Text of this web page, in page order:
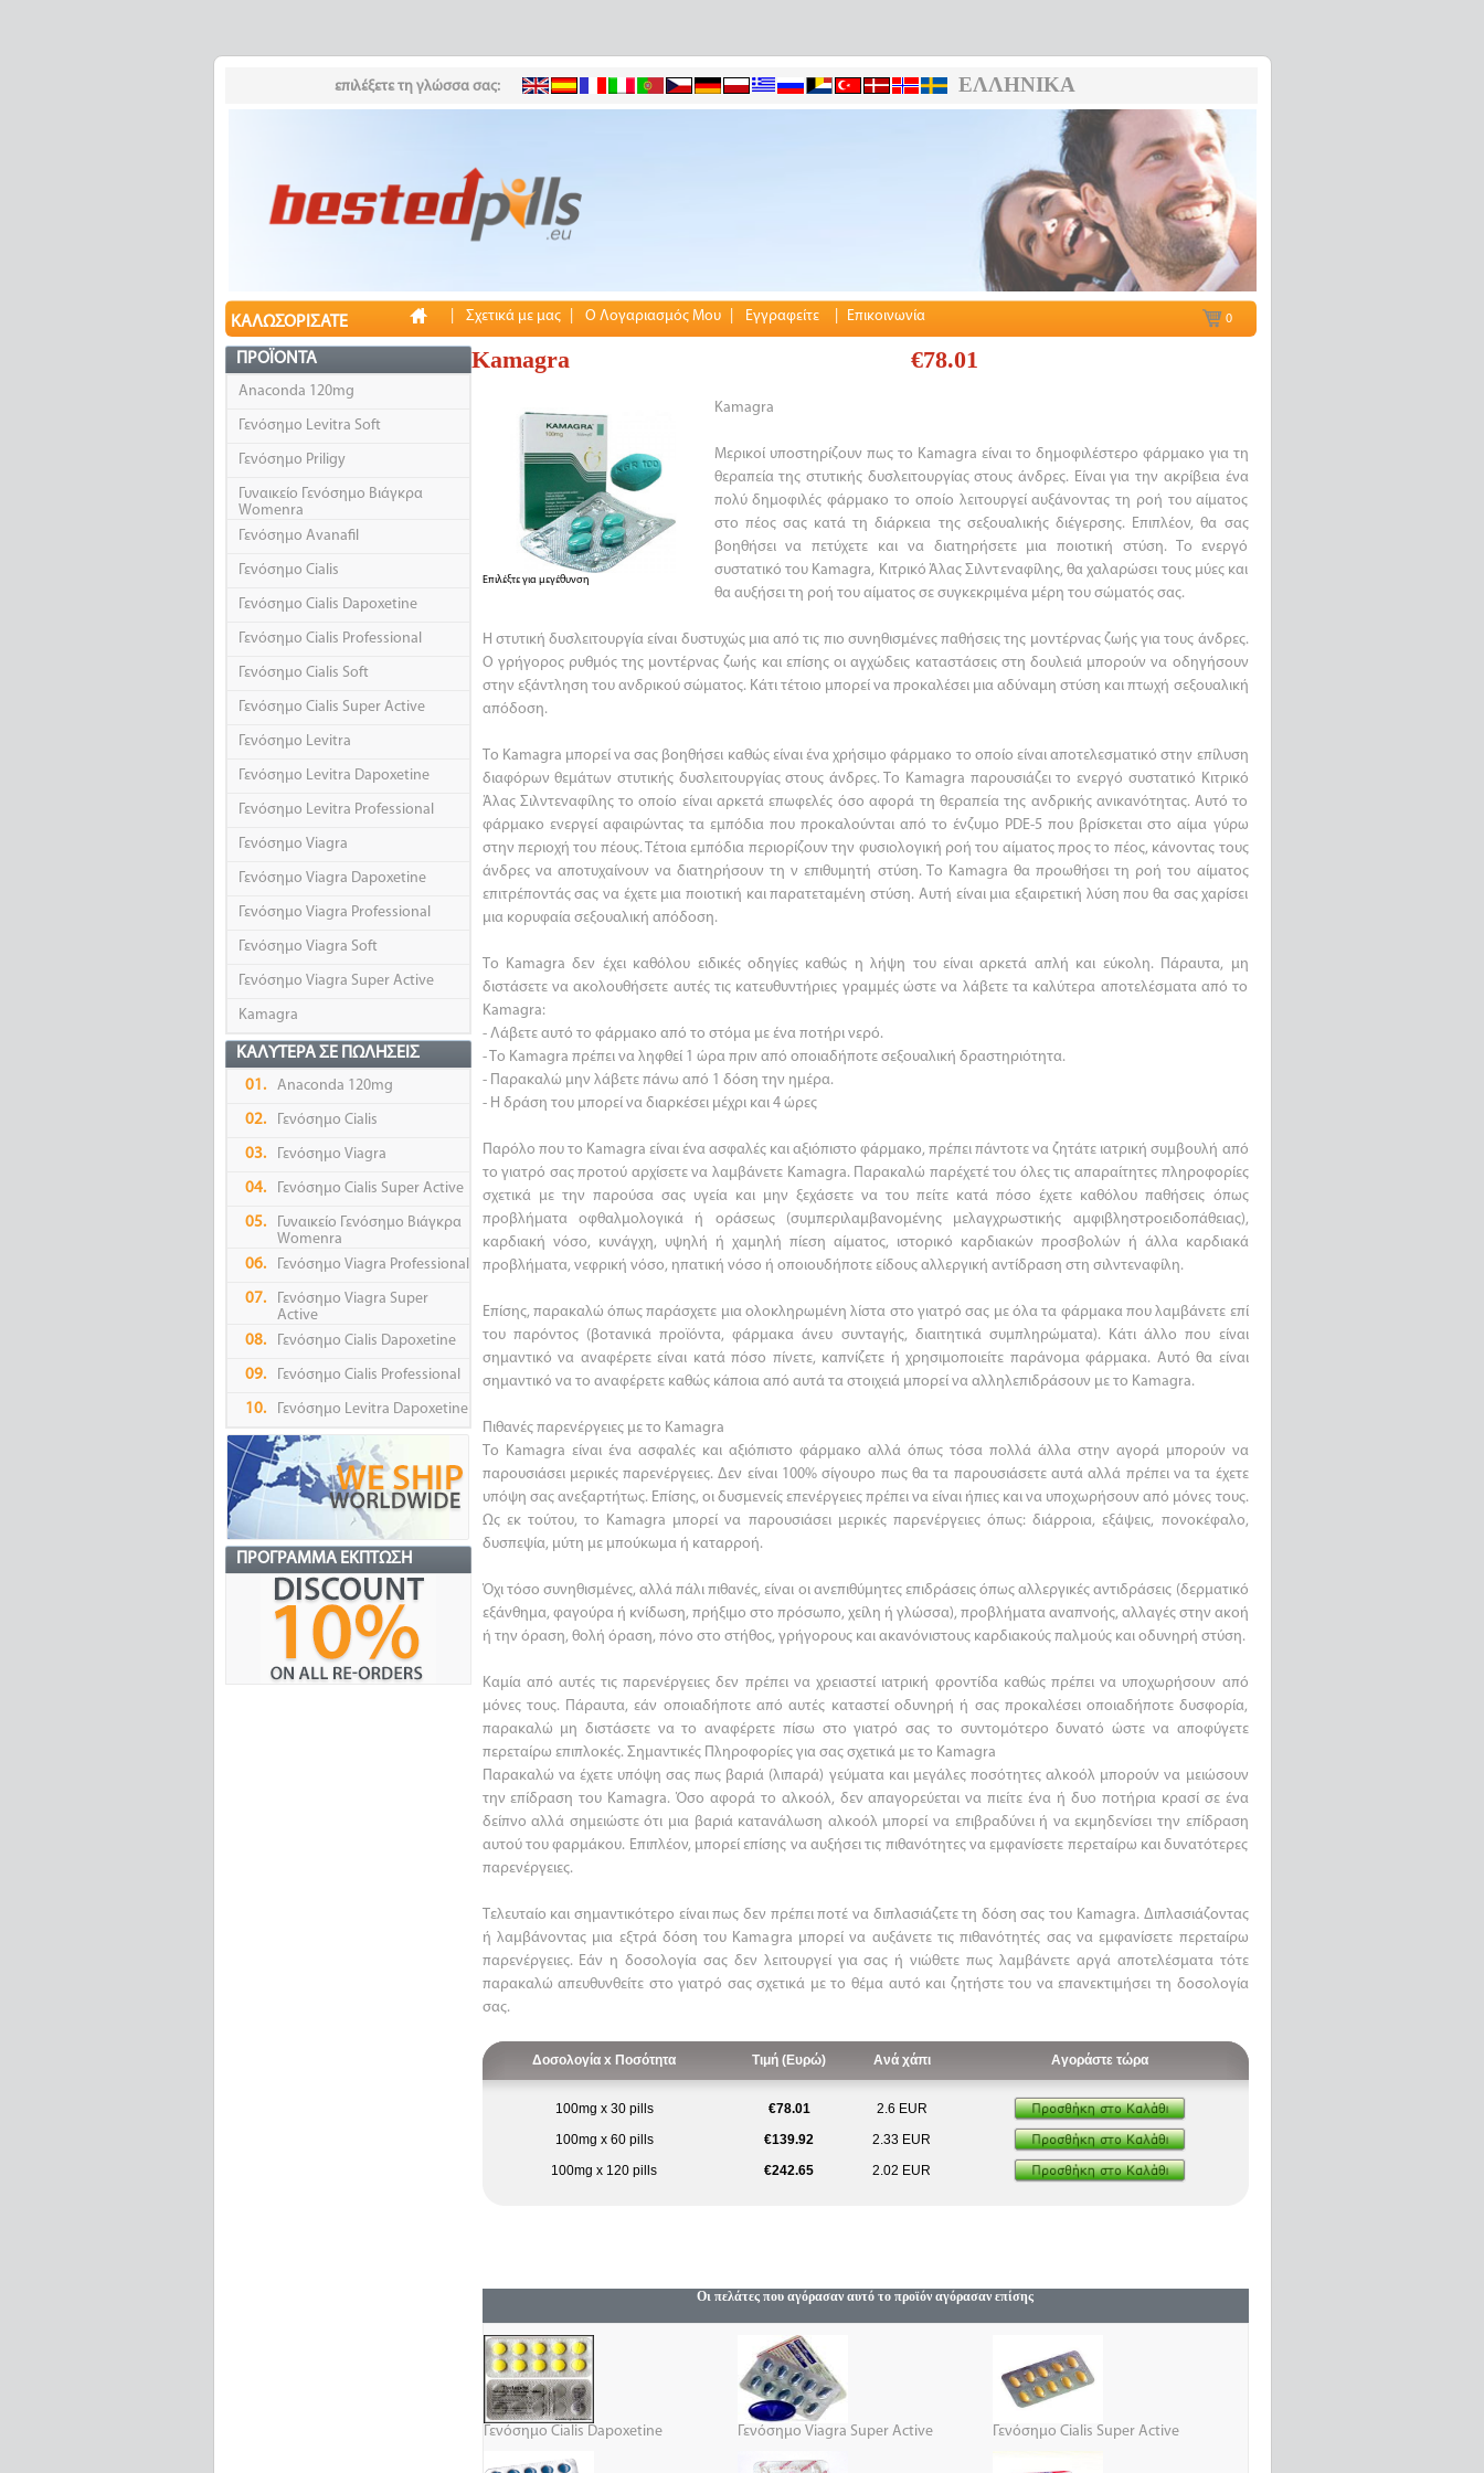
επιλέξετε τη γλώσσα σας: ΕΛΛΗΝΙΚΆ
ΚΑΛΩΣΟΡΊΣΑΤΕ Σχετικά με μας Ο Λογαριασμός Μου Εγγραφείτε Επικοινωνία 0
ΠΡΟΪΌΝΤΑ
Anaconda 120mg
Γενόσημο Levitra Soft
Γενόσημο Priligy
Γυναικείο Γενόσημο Βιάγκρα
Womenra
Γενόσημο Avanafil
Γενόσημο Cialis
Γενόσημο Cialis Dapoxetine
Γενόσημο Cialis Professional
Γενόσημο Cialis Soft
Γενόσημο Cialis Super Active
Γενόσημο Levitra
Γενόσημο Levitra Dapoxetine
Γενόσημο Levitra Professional
Γενόσημο Viagra
Γενόσημο Viagra Dapoxetine
Γενόσημο Viagra Professional
Γενόσημο Viagra Soft
Γενόσημο Viagra Super Active
Kamagra
ΚΑΛΎΤΕΡΑ ΣΕ ΠΩΛΉΣΕΙΣ
01. Anaconda 120mg
02. Γενόσημο Cialis
03. Γενόσημο Viagra
04. Γενόσημο Cialis Super Active
05.
Γυναικείο Γενόσημο Βιάγκρα
Womenra
06.
Γενόσημο Viagra Professional
07.
Γενόσημο Viagra Super
Active
08.
Γενόσημο Cialis Dapoxetine
09. Γενόσημο Cialis Professional
10. Γενόσημο Levitra Dapoxetine
ΠΡΌΓΡΑΜΜΑ ΈΚΠΤΩΣΗ
Kamagra €78.01
Επιλέξτε για μεγέθυνση
Kamagra
Μερικοί υποστηρίζουν πως το Kamagra είναι το δημοφιλέστερο φάρμακο για τη
θεραπεία της στυτικής δυσλειτουργίας στους άνδρες. Είναι για την ακρίβεια ένα
πολύ δημοφιλές φάρμακο το οποίο λειτουργεί αυξάνοντας τη ροή του αίματος
στο πέος σας κατά τη διάρκεια της σεξουαλικής διέγερσης. Επιπλέον, θα σας
βοηθήσει να πετύχετε και να διατηρήσετε μια ποιοτική στύση. Το ενεργό
συστατικό του Kamagra, Κιτρικό Άλας Σιλντεναφίλης, θα χαλαρώσει τους μύες και
θα αυξήσει τη ροή του αίματος σε συγκεκριμένα μέρη του σώματός σας.
Η στυτική δυσλειτουργία είναι δυστυχώς μια από τις πιο συνηθισμένες παθήσεις της μοντέρνας ζωής για τους άνδρες.
Ο γρήγορος ρυθμός της μοντέρνας ζωής και επίσης οι αγχώδεις καταστάσεις στη δουλειά μπορούν να οδηγήσουν
στην εξάντληση του ανδρικού σώματος. Κάτι τέτοιο μπορεί να προκαλέσει μια αδύναμη στύση και πτωχή σεξουαλική
απόδοση.
Το Kamagra μπορεί να σας βοηθήσει καθώς είναι ένα χρήσιμο φάρμακο το οποίο είναι αποτελεσματικό στην επίλυση
διαφόρων θεμάτων στυτικής δυσλειτουργίας στους άνδρες. Το Kamagra παρουσιάζει το ενεργό συστατικό Κιτρικό
Άλας Σιλντεναφίλης το οποίο είναι αρκετά επωφελές όσο αφορά τη θεραπεία της ανδρικής ανικανότητας. Αυτό το
φάρμακο ενεργεί αφαιρώντας τα εμπόδια που προκαλούνται από το ένζυμο PDE-5 που βρίσκεται στο αίμα γύρω
στην περιοχή του πέους. Τέτοια εμπόδια περιορίζουν την φυσιολογική ροή του αίματος προς το πέος, κάνοντας τους
άνδρες να αποτυχαίνουν να διατηρήσουν τη ν επιθυμητή στύση. Το Kamagra θα προωθήσει τη ροή του αίματος
επιτρέποντάς σας να έχετε μια ποιοτική και παρατεταμένη στύση. Αυτή είναι μια εξαιρετική λύση που θα σας χαρίσει
μια κορυφαία σεξουαλική απόδοση.
Το Kamagra δεν έχει καθόλου ειδικές οδηγίες καθώς η λήψη του είναι αρκετά απλή και εύκολη. Πάραυτα, μη
διστάσετε να ακολουθήσετε αυτές τις κατευθυντήριες γραμμές ώστε να λάβετε τα καλύτερα αποτελέσματα από το
Kamagra:
- Λάβετε αυτό το φάρμακο από το στόμα με ένα ποτήρι νερό.
- Το Kamagra πρέπει να ληφθεί 1 ώρα πριν από οποιαδήποτε σεξουαλική δραστηριότητα.
- Παρακαλώ μην λάβετε πάνω από 1 δόση την ημέρα.
- Η δράση του μπορεί να διαρκέσει μέχρι και 4 ώρες
Παρόλο που το Kamagra είναι ένα ασφαλές και αξιόπιστο φάρμακο, πρέπει πάντοτε να ζητάτε ιατρική συμβουλή από
το γιατρό σας προτού αρχίσετε να λαμβάνετε Kamagra. Παρακαλώ παρέχετέ του όλες τις απαραίτητες πληροφορίες
σχετικά με την παρούσα σας υγεία και μην ξεχάσετε να του πείτε κατά πόσο έχετε καθόλου παθήσεις όπως
προβλήματα οφθαλμολογικά ή οράσεως (συμπεριλαμβανομένης μελαγχρωστικής αμφιβληστροειδοπάθειας),
καρδιακή νόσο, κυνάγχη, υψηλή ή χαμηλή πίεση αίματος, ιστορικό καρδιακών προσβολών ή άλλα καρδιακά
προβλήματα, νεφρική νόσο, ηπατική νόσο ή οποιουδήποτε είδους αλλεργική αντίδραση στη σιλντεναφίλη.
Επίσης, παρακαλώ όπως παράσχετε μια ολοκληρωμένη λίστα στο γιατρό σας με όλα τα φάρμακα που λαμβάνετε επί
του παρόντος (βοτανικά προϊόντα, φάρμακα άνευ συνταγής, διαιτητικά συμπληρώματα). Κάτι άλλο που είναι
σημαντικό να αναφέρετε είναι κατά πόσο πίνετε, καπνίζετε ή χρησιμοποιείτε παράνομα φάρμακα. Αυτό θα είναι
σημαντικό να το αναφέρετε καθώς κάποια από αυτά τα στοιχειά μπορεί να αλληλεπιδράσουν με το Kamagra.
Πιθανές παρενέργειες με το Kamagra
Το Kamagra είναι ένα ασφαλές και αξιόπιστο φάρμακο αλλά όπως τόσα πολλά άλλα στην αγορά μπορούν να
παρουσιάσει μερικές παρενέργειες. Δεν είναι 100% σίγουρο πως θα τα παρουσιάσετε αυτά αλλά πρέπει να τα έχετε
υπόψη σας ανεξαρτήτως. Επίσης, οι δυσμενείς επενέργειες πρέπει να είναι ήπιες και να υποχωρήσουν από μόνες τους.
Ως εκ τούτου, το Kamagra μπορεί να παρουσιάσει μερικές παρενέργειες όπως: διάρροια, εξάψεις, πονοκέφαλο,
δυσπεψία, μύτη με μπούκωμα ή καταρροή.
Όχι τόσο συνηθισμένες, αλλά πάλι πιθανές, είναι οι ανεπιθύμητες επιδράσεις όπως αλλεργικές αντιδράσεις (δερματικό
εξάνθημα, φαγούρα ή κνίδωση, πρήξιμο στο πρόσωπο, χείλη ή γλώσσα), προβλήματα αναπνοής, αλλαγές στην ακοή
ή την όραση, θολή όραση, πόνο στο στήθος, γρήγορους και ακανόνιστους καρδιακούς παλμούς και οδυνηρή στύση.
Καμία από αυτές τις παρενέργειες δεν πρέπει να χρειαστεί ιατρική φροντίδα καθώς πρέπει να υποχωρήσουν από
μόνες τους. Πάραυτα, εάν οποιαδήποτε από αυτές καταστεί οδυνηρή ή σας προκαλέσει οποιαδήποτε δυσφορία,
παρακαλώ μη διστάσετε να το αναφέρετε πίσω στο γιατρό σας το συντομότερο δυνατό ώστε να αποφύγετε
περεταίρω επιπλοκές. Σημαντικές Πληροφορίες για σας σχετικά με το Kamagra
Παρακαλώ να έχετε υπόψη σας πως βαριά (λιπαρά) γεύματα και μεγάλες ποσότητες αλκοόλ μπορούν να μειώσουν
την επίδραση του Kamagra. Όσο αφορά το αλκοόλ, δεν απαγορεύεται να πιείτε ένα ή δυο ποτήρια κρασί σε ένα
δείπνο αλλά σημειώστε ότι μια βαριά κατανάλωση αλκοόλ μπορεί να επιβραδύνει ή να εκμηδενίσει την επίδραση
αυτού του φαρμάκου. Επιπλέον, μπορεί επίσης να αυξήσει τις πιθανότητες να εμφανίσετε περεταίρω και δυνατότερες
παρενέργειες.
Τελευταίο και σημαντικότερο είναι πως δεν πρέπει ποτέ να διπλασιάζετε τη δόση σας του Kamagra. Διπλασιάζοντας
ή λαμβάνοντας μια εξτρά δόση του Kamagra μπορεί να αυξάνετε τις πιθανότητές σας να εμφανίσετε περεταίρω
παρενέργειες. Εάν η δοσολογία σας δεν λειτουργεί για σας ή νιώθετε πως λαμβάνετε αργά αποτελέσματα τότε
παρακαλώ απευθυνθείτε στο γιατρό σας σχετικά με το θέμα αυτό και ζητήστε του να επανεκτιμήσει τη δοσολογία
σας.
Δοσολογία x Ποσότητα Τιμή (Ευρώ) Ανά χάπι Αγοράστε τώρα
100mg x 30 pills €78.01
2.6 EUR
100mg x 60 pills
€139.92
2.33 EUR
100mg x 120 pills
€242.65 2.02 EUR
Οι πελάτες που αγόρασαν αυτό το προϊόν αγόρασαν επίσης
Γενόσημο Cialis Dapoxetine Γενόσημο Viagra Super Active Γενόσημο Cialis Super Active